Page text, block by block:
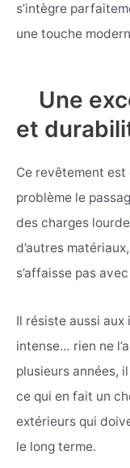
s’intègre
une touche
Une
et
Ce revêtement
problème le
des charges
d’autres
s’affaisse pas
Il résiste aussi aux
intense… rien ne
plusieurs années,
ce qui en fait un
extérieurs qui
le long terme.